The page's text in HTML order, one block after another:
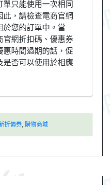
只能使用一次相同
此，請檢查電商官網
於您的訂單中。當
官網折扣碼、優惠券
惠時間過期的話，促
是否可以使用於相應
折價券 購物商城